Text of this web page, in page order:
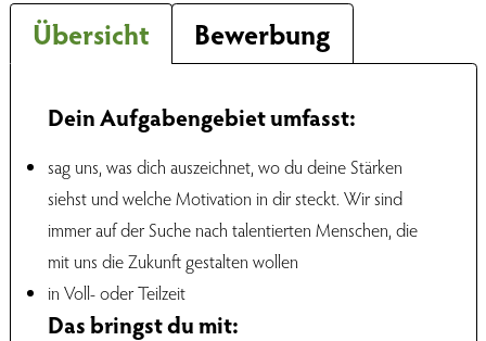
Übersicht Bewerbung
Dein Aufgabengebiet umfasst:
sag uns, was dich auszeichnet, wo du deine Stärken
siehst und welche Motivation in dir steckt. Wir sind
immer auf der Suche nach talentierten Menschen, die
mit uns die Zukunft gestalten wollen
in Voll- oder Teilzeit
Das bringst du mit: